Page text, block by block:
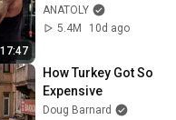
17:47
Wrong
ANATOLY
5.4M
10d ago
How Turkey Got So
Expensive
Doug Barnard